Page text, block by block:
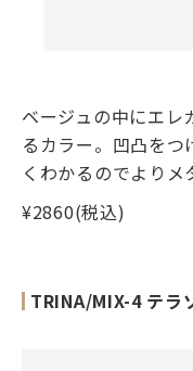
ベージュの中にエレ
るカラー。凹凸をつ
くわかるのでよりメ
¥2860(税込)
TRINA/MIX-4 テラ